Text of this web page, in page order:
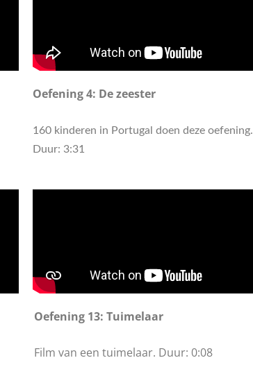
Oefening 4: De zeester
160 kinderen in Portugal doen deze oefening.
Duur: 3:31
Oefening 13: Tuimelaar
Film van een tuimelaar. Duur: 0:08